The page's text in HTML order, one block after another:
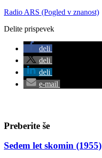
Radio ARS (Pogled v znanost)
Delite prispevek
deli
deli
deli
e-mail
Preberite še
Sedem let skomin (1955)